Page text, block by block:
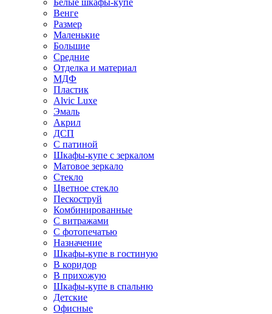
Белые шкафы-купе
Венге
Размер
Маленькие
Большие
Средние
Отделка и материал
МДФ
Пластик
Alvic Luxe
Эмаль
Акрил
ДСП
С патиной
Шкафы-купе с зеркалом
Матовое зеркало
Стекло
Цветное стекло
Пескоструй
Комбинированные
С витражами
С фотопечатью
Назначение
Шкафы-купе в гостиную
В коридор
В прихожую
Шкафы-купе в спальню
Детские
Офисные